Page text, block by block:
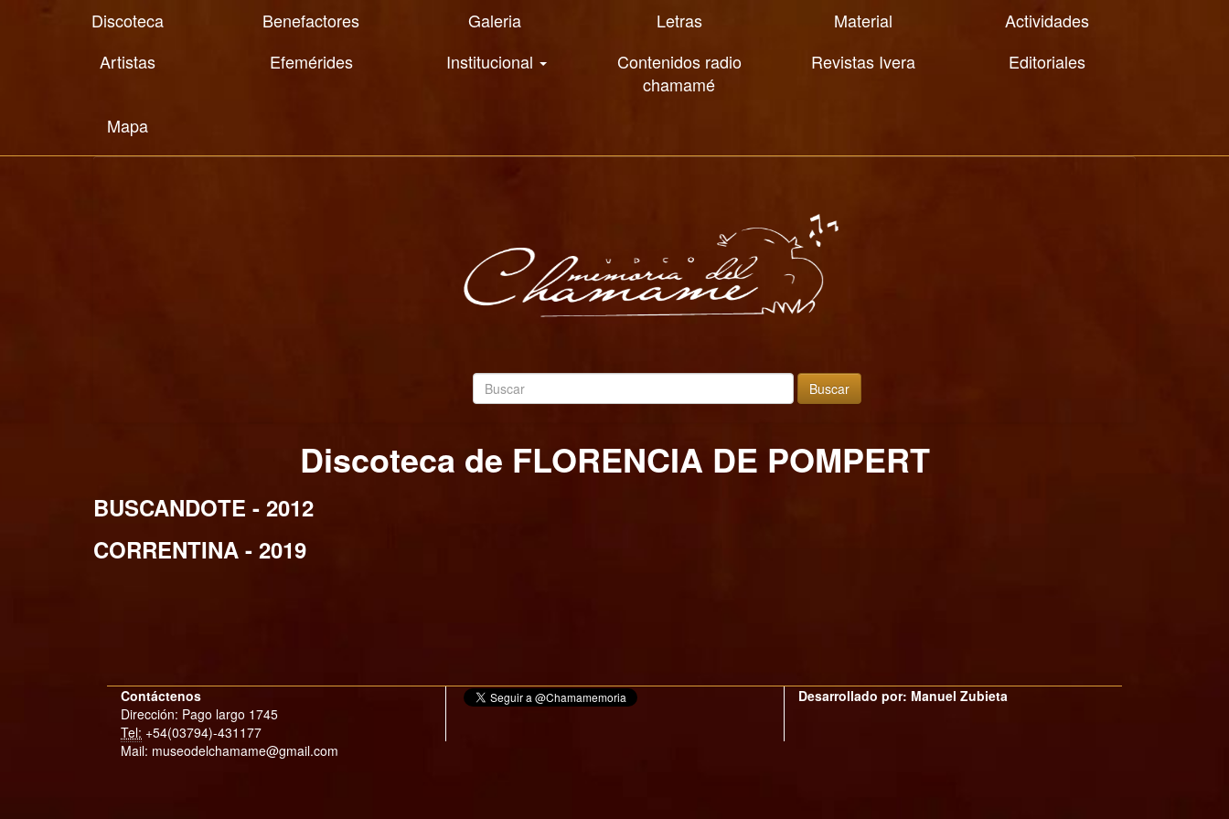
Discoteca Benefactores Galeria Letras Material
Actividades
Artistas
Efemérides Institucional
Contenidos radio
chamamé
Revistas Ivera Editoriales
Mapa
Buscar
Discoteca de FLORENCIA DE POMPERT
BUSCANDOTE - 2012
CORRENTINA - 2019
Contáctenos
Dirección: Pago largo 1745
Tel: +54(03794)-431177
Mail: museodelchamame@gmail.com
Desarrollado por: Manuel Zubieta